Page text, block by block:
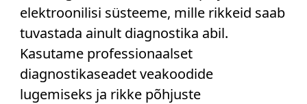
elektroonilisi süsteeme, mille rikkeid saab
tuvastada ainult diagnostika abil.
Kasutame professionaalset
diagnostikaseadet veakoodide
lugemiseks ja rikke põhjuste